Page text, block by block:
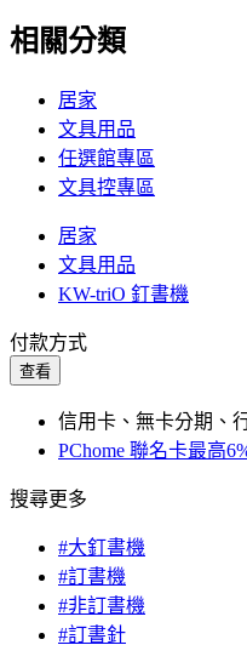
相關分類
居家
文具用品
任選館專區
文具控專區
居家
文具用品
KW-triO 釘書機
付款方式
查看
信用卡、無卡分期、
PChome 聯名卡最高
搜尋更多
#大釘書機
#訂書機
#非訂書機
#訂書針